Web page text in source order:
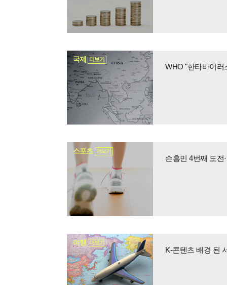
국제 더보기
WHO "한타바이
스포츠 더보기
손흥민 4번째 도
여행 더보기
K-콘텐츠 배경 된